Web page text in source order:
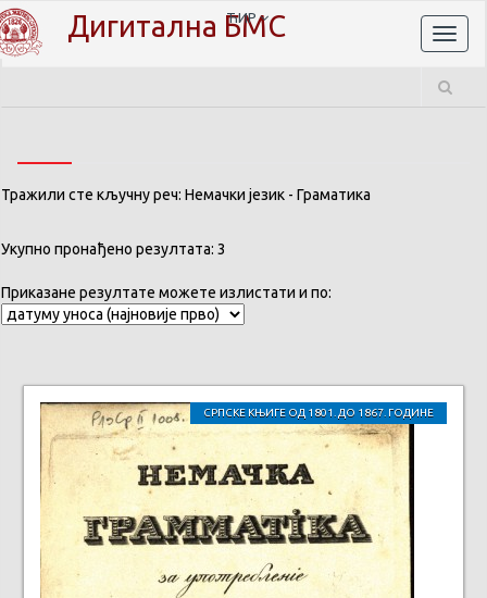
Дигитална БМС
ЋИР
Тражили сте кључну реч: Немачки језик - Граматика
Укупно пронађено резултата: 3
Приказане резултате можете излистати и по:
СРПСКЕ КЊИГЕ ОД 1801. ДО 1867. ГОДИНЕ